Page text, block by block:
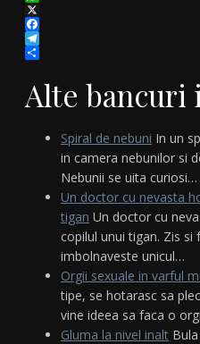
WhatsApp
X
Facebook
Telegram
Alte bancuri
Spiral de nebuni In un
in camera nebunilor si
Nebunii se uita curiosi…
Un doctor cu nevasta
tigan Un doctor cu
copilul unui tigan. Zis si
imbolnaveste unicul…
Orgii sexuale in varful
tipe, se hotarasc sa
vine ideea sa faca o
Gluma la nivel inalt